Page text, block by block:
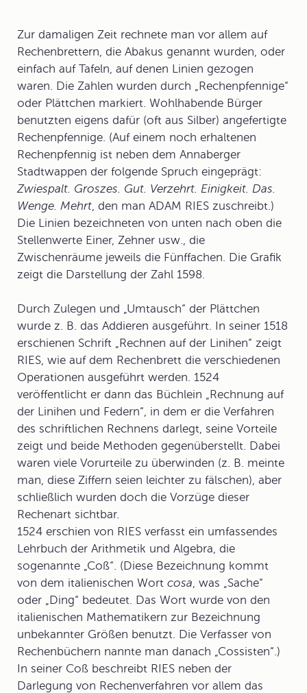
Zur damaligen Zeit rechnete man vor allem auf
Rechenbrettern, die Abakus genannt wurden, oder
einfach auf Tafeln, auf denen Linien gezogen
waren. Die Zahlen wurden durch „Rechenpfennige“
oder Plättchen markiert. Wohlhabende Bürger
benutzten eigens dafür (oft aus Silber) angefertigte
Rechenpfennige. (Auf einem noch erhaltenen
Rechenpfennig ist neben dem Annaberger
Stadtwappen der folgende Spruch eingeprägt:
Zwiespalt. Groszes. Gut. Verzehrt. Einigkeit. Das.
Wenge. Mehrt, den man ADAM RIES zuschreibt.)
Die Linien bezeichneten von unten nach oben die
Stellenwerte Einer, Zehner usw., die
Zwischenräume jeweils die Fünffachen. Die Grafik
zeigt die Darstellung der Zahl 1598.
Durch Zulegen und „Umtausch“ der Plättchen
wurde z. B. das Addieren ausgeführt. In seiner 1518
erschienen Schrift „Rechnen auf der Linihen“ zeigt
RIES, wie auf dem Rechenbrett die verschiedenen
Operationen ausgeführt werden. 1524
veröffentlicht er dann das Büchlein „Rechnung auf
der Linihen und Federn“, in dem er die Verfahren
des schriftlichen Rechnens darlegt, seine Vorteile
zeigt und beide Methoden gegenüberstellt. Dabei
waren viele Vorurteile zu überwinden (z. B. meinte
man, diese Ziffern seien leichter zu fälschen), aber
schließlich wurden doch die Vorzüge dieser
Rechenart sichtbar.
1524 erschien von RIES verfasst ein umfassendes
Lehrbuch der Arithmetik und Algebra, die
sogenannte „Coß“. (Diese Bezeichnung kommt
von dem italienischen Wort cosa, was „Sache“
oder „Ding“ bedeutet. Das Wort wurde von den
italienischen Mathematikern zur Bezeichnung
unbekannter Größen benutzt. Die Verfasser von
Rechenbüchern nannte man danach „Cossisten“.)
In seiner Coß beschreibt RIES neben der
Darlegung von Rechenverfahren vor allem das